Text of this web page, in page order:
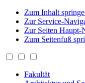
Zum Inhalt
Zur Service-
Zur Seiten Haupt-
Zum Seitenfuß
Fakultät